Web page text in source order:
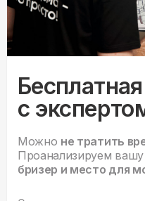
с
Можно не тратить
Проанализируем
бризер и место для